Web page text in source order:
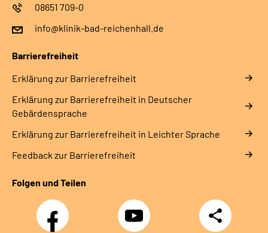
08651 709-0
info@klinik-bad-reichenhall.de
Barrierefreiheit
Erklärung zur Barrierefreiheit
Erklärung zur Barrierefreiheit in Deutscher
Gebärdensprache
Erklärung zur Barrierefreiheit in Leichter Sprache
Feedback zur Barrierefreiheit
Folgen und Teilen
Facebook YouTube
Teilen